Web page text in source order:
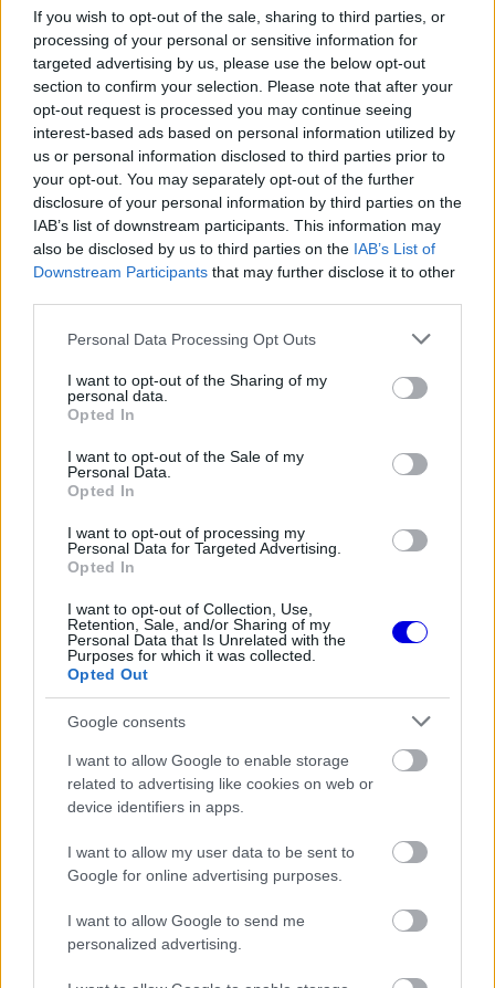
If you wish to opt-out of the sale, sharing to third parties, or
processing of your personal or sensitive information for
targeted advertising by us, please use the below opt-out
section to confirm your selection. Please note that after your
opt-out request is processed you may continue seeing
interest-based ads based on personal information utilized by
us or personal information disclosed to third parties prior to
your opt-out. You may separately opt-out of the further
disclosure of your personal information by third parties on the
IAB’s list of downstream participants. This information may
also be disclosed by us to third parties on the IAB’s List of
Downstream Participants that may further disclose it to other
Please note that this website/app uses one or more Google
not limited to your visit or usage behaviour. You may click to
grant or deny consent to Google and its third-party tags to
use your data for below specified purposes in below Google
consent section.
Personal Data Processing Opt Outs
I want to opt-out of the Sharing of my
personal data.
Opted In
I want to opt-out of the Sale of my
Personal Data.
Opted In
I want to opt-out of processing my
Personal Data for Targeted Advertising.
Opted In
I want to opt-out of Collection, Use,
Retention, Sale, and/or Sharing of my
Personal Data that Is Unrelated with the
Purposes for which it was collected.
Opted Out
Google consents
I want to allow Google to enable storage
related to advertising like cookies on web or
device identifiers in apps.
I want to allow my user data to be sent to
Google for online advertising purposes.
I want to allow Google to send me
personalized advertising.
években elég komoly státuszt épített ki a
motorsporton belül. A Forma-1-ben azonban soha
nem volt tapasztalata, ugyanis nem kapott
lehetőséget egyetlen szezonban sem. Bár ez még
mindig a céljai között szerepel, tudja, hogy a
sporton belül gyorsan változhatnak a dolgok.
A holland ezért igyekszik a lehető legnyugodtabb
maradni és fókuszálni. „Nem építhetsz karriert és
vagyok a lehetőségeim és a jövőre vonatkozó
opcióim tekintetében."
Player
is
loading.
This
modal
window.
the server or network failed or because the format
Az idei szezonban felreppentek a pletykák,
melyek szerint aWilliams
szezon közben is elküldené a csapat kanadai
pilótáját, Nicholast Latifit és a helyére akár Nyck
De Vries is érkezhet egy szezon közti váltás
keretein belül. A pletykának hamar híre lett,